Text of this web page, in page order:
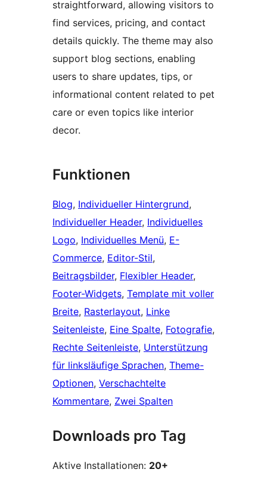
straightforward, allowing visitors to
find services, pricing, and contact
details quickly. The theme may also
support blog sections, enabling
users to share updates, tips, or
informational content related to pet
care or even topics like interior
decor.
Funktionen
Blog, Individueller Hintergrund
Individueller Header, Individuelles
Logo, Individuelles Menü, E-
Commerce, Editor-Stil
Beitragsbilder, Flexibler Header
Footer-Widgets, Template mit voller
Breite, Rasterlayout, Linke
Seitenleiste, Eine Spalte, Fotografie
Rechte Seitenleiste, Unterstützung
für linksläufige Sprachen, Theme-
Optionen, Verschachtelte
Kommentare, Zwei Spalten
Downloads pro Tag
Aktive Installationen: 20+